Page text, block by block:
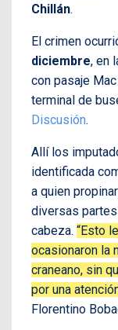
Chillán.
El crimen
diciembre, en
con pasaje
terminal de
Discusión.
Allí los
identificada
a quien
diversas
cabeza. “Esto
ocasionaron la
craneano, sin
por una
Florentino